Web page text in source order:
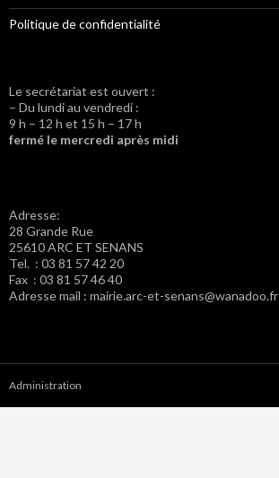
Politique de confidentialité
Le secrétariat est ouvert :
– Du lundi au vendredi :
9 h – 12 h et 15 h – 17 h
fermé le mercredi après midi
Adresse:
28 Grande Rue
25610 ARC ET SENANS
Tel. : 03 81 57 42 20
Fax : 03 81 57 46 40
Adresse mail : mairie.arc-et-senans@wanadoo.fr
Administration